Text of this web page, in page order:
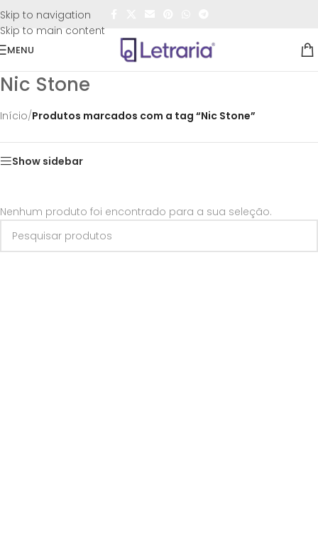
Skip to navigation
Skip to main content
FRETE GRÁTIS
MENU
Nic Stone
Início/Produtos marcados com a tag “Nic Stone”
Show sidebar
Nenhum produto foi encontrado para a sua seleção.